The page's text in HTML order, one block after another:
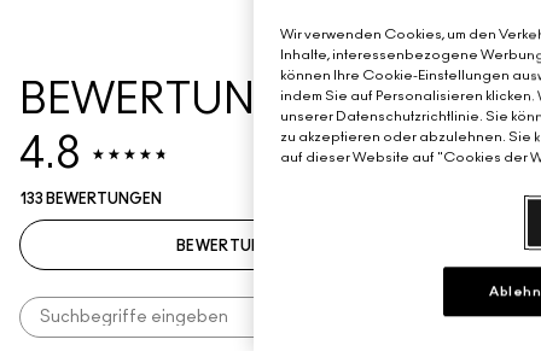
4.8
133 BEWERTUNGEN
BEWERTUNG SCHREIBEN
Wir verwenden Cookies, um den
Inhalte, interessenbezogene
können Ihre Cookie-Einstellungen
indem Sie auf Personalisieren
unserer Datenschutzrichtlinie. Sie
zu akzeptieren oder abzulehnen. Sie
auf dieser Website auf "Cookies der